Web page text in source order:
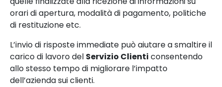
orari di apertura, modalità di pagamento, politiche
di restituzione etc.
L’invio di risposte immediate può aiutare a smaltire il
carico di lavoro del Servizio Clienti consentendo
allo stesso tempo di migliorare l’impatto
dell’azienda sui clienti.